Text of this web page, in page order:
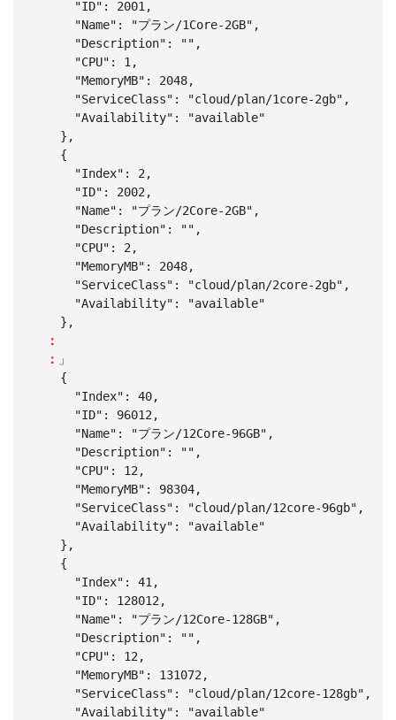
      "ID": 2001,
      "Name": "プラン/1Core-2GB",
      "Description": "",
      "CPU": 1,
      "MemoryMB": 2048,
      "ServiceClass": "cloud/plan/1core-2gb",
      "Availability": "available"
    },
    {
      "Index": 2,
      "ID": 2002,
      "Name": "プラン/2Core-2GB",
      "Description": "",
      "CPU": 2,
      "MemoryMB": 2048,
      "ServiceClass": "cloud/plan/2core-2gb",
      "Availability": "available"
    },
：
：
」
    {
      "Index": 40,
      "ID": 96012,
      "Name": "プラン/12Core-96GB",
      "Description": "",
      "CPU": 12,
      "MemoryMB": 98304,
      "ServiceClass": "cloud/plan/12core-96gb",
      "Availability": "available"
    },
    {
      "Index": 41,
      "ID": 128012,
      "Name": "プラン/12Core-128GB",
      "Description": "",
      "CPU": 12,
      "MemoryMB": 131072,
      "ServiceClass": "cloud/plan/12core-128gb",
      "Availability": "available"